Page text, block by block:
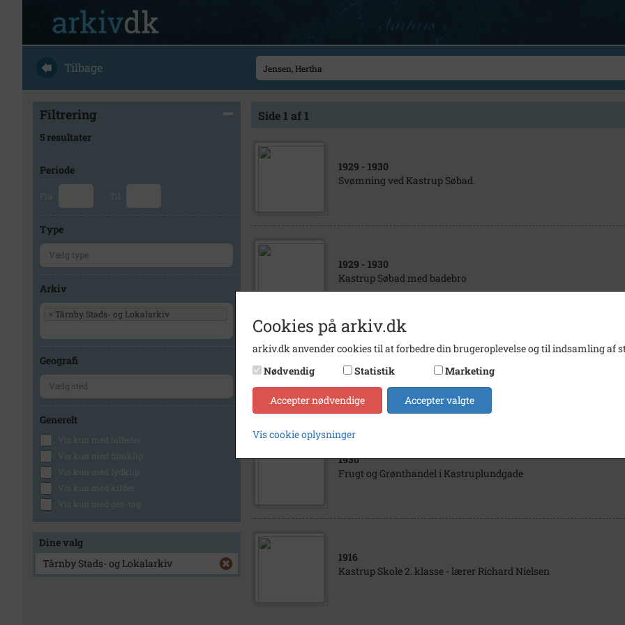
Tilbage
Filtrering
5 resultater
Periode
Fra Til
Type
Arkiv
× Tårnby Stads- og Lokalarkiv
Geografi
Generelt
Vis kun med billeder
Vis kun med filmklip
Vis kun med lydklip
Vis kun med kilder
Vis kun med geo-tag
Dine valg
Tårnby Stads- og Lokalarkiv
Side 1 af 1
1929 - 1930
Svømning ved Kastrup Søbad.
1929 - 1930
Kastrup Søbad med badebro
Amager Landevej 22, købmandsforretning. Set fra bagsiden af
1930
Frugt og Grønthandel i Kastruplundgade
1916
Kastrup Skole 2. klasse - lærer Richard Nielsen
Cookies på arkiv.dk
arkiv.dk anvender cookies til at forbedre din brugeroplevelse og til indsamling af
Nødvendig
Statistik Marketing
Accepter nødvendige Accepter valgte
Vis cookie oplysninger